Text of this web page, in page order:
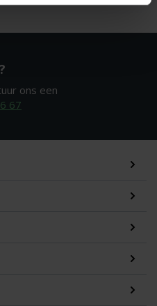
ons een
67